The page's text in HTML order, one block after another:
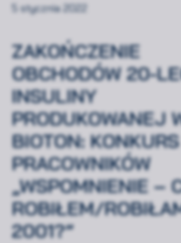
5 stycznia 2022
ZAKOŃCZENIE
OBCHODÓW 20-
INSULINY
PRODUKOWANEJ
BIOTON:
PRACOWNIKÓW
„WSPOMNIENIE –
ROBIŁEM/
2001?”